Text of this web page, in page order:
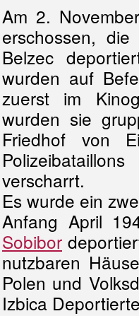
Am 2.
erschossen,
Belzec
wurden auf
zuerst im
wurden sie
Friedhof von
verscharrt.
Es wurde ein
Anfang April
Sobibor
nutzbaren
Polen und
Izbica